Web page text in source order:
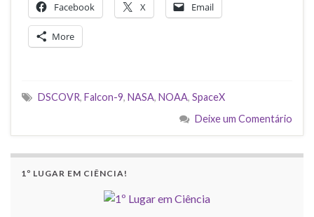
Facebook X Email
More
DSCOVR, Falcon-9, NASA, NOAA, SpaceX
Deixe um Comentário
1º LUGAR EM CIÊNCIA!